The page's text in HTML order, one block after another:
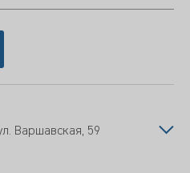
Варшавская, 59